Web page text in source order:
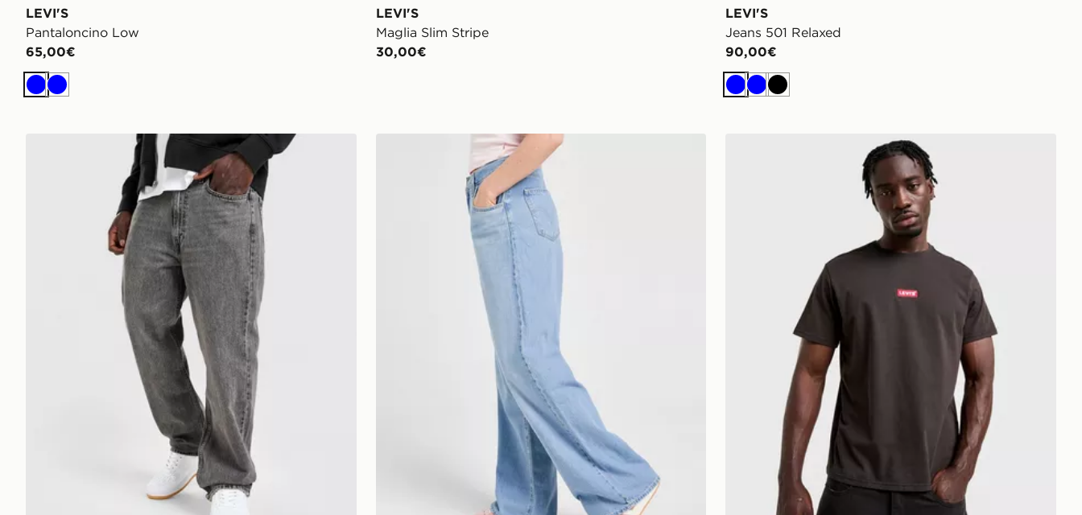
LEVI'S
Pantaloncino Low
65,00€
BluBlu
LEVI'S
Maglia Slim Stripe
30,00€
LEVI'S
Jeans 501 Relaxed
90,00€
BluBluNero
LEVI'S Jeans 565 Relaxed Straight Leg LEVI'S Baggy Jeans Cinch